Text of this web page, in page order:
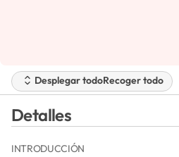
Desplegar todoRecoger todo
Detalles
INTRODUCCIÓN